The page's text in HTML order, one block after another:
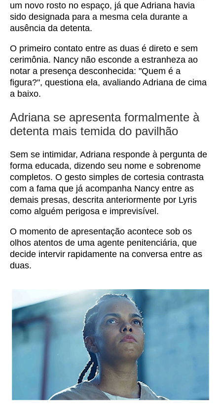
um novo rosto no espaço, já que Adriana havia
sido designada para a mesma cela durante a
ausência da detenta.
O primeiro contato entre as duas é direto e sem
cerimônia. Nancy não esconde a estranheza ao
notar a presença desconhecida: "Quem é a
figura?", questiona ela, avaliando Adriana de cima
a baixo.
Adriana se apresenta formalmente à
detenta mais temida do pavilhão
Sem se intimidar, Adriana responde à pergunta de
forma educada, dizendo seu nome e sobrenome
completos. O gesto simples de cortesia contrasta
com a fama que já acompanha Nancy entre as
demais presas, descrita anteriormente por Lyris
como alguém perigosa e imprevisível.
O momento de apresentação acontece sob os
olhos atentos de uma agente penitenciária, que
decide intervir rapidamente na conversa entre as
duas.